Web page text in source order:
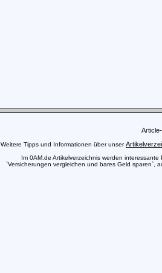
Weitere Tipps und Informationen über unser
Im 0AM.de Artikelverzeichnis werden
`Versicherungen vergleichen und bares Geld sparen`,